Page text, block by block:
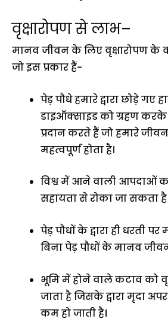
वृक्षारोपण से लाभ–
मानव जीवन के लिए वृक्षारोपण के
जो इस प्रकार हैं-
पेड़ पौधे हमारे द्वारा छोड़े गए
डाइऑक्साइड को ग्रहण
प्रदान करते हैं जो हमारे
महत्वपूर्ण होता है।
विश्व में आने वाली आपदाओं
सहायता से रोका जा सकता
पेड़ पौधों के द्वारा ही धरती
बिना पेड़ पौधों के मानव
भूमि में होने वाले कटाव को
जाता है जिसके द्वारा मृदा
कम हो जाती है।